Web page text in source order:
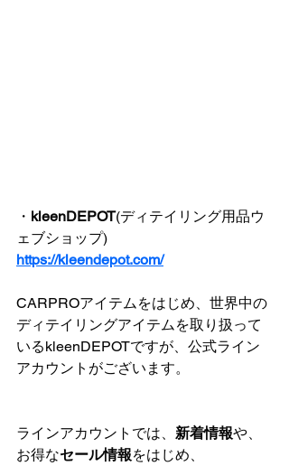
・ kleenDEPOT(ディテイリング用品ウ
ェブショップ)
https://kleendepot.com/
CARPROアイテムをはじめ、世界中の
ディテイリングアイテムを取り扱って
いるkleenDEPOTですが、公式ライン
アカウントがございます。
ラインアカウントでは、 新着情報や、
お得なセール情報をはじめ、